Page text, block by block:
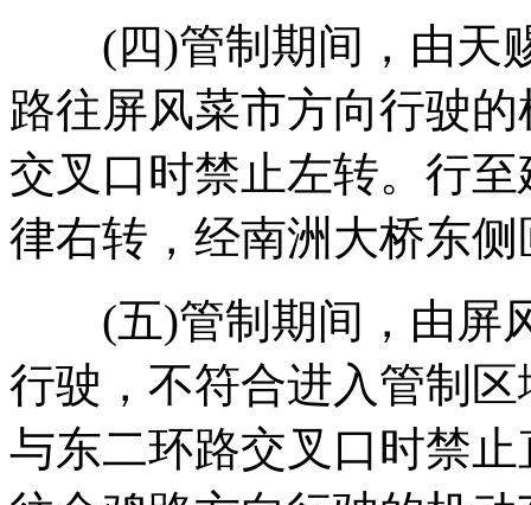
(四)管制期间，由天
路往屏风菜市方向行驶
交叉口时禁止左转。行
律右转，经南洲大桥东
(五)管制期间，由屏
行驶，不符合进入管制
与东二环路交叉口时禁